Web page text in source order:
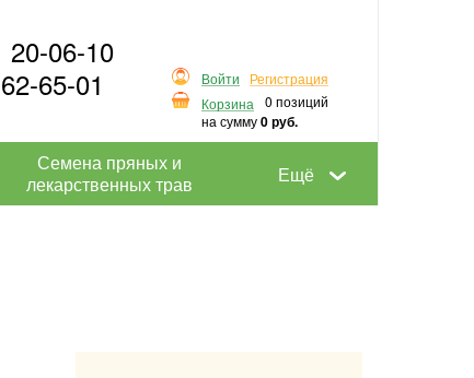
20-06-10
62-65-01 Войти
Регистрация
Корзина
0 позиций
на сумму0 руб.
Семена пряных и
лекарственных трав
Ещё